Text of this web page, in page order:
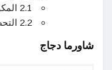
2.1 المكونات
2.2 التحضير
شاورما دجاج